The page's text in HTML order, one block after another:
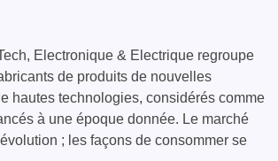
Electronique & Electrique regroupe
de produits de nouvelles
hautes technologies, considérés comme
à une époque donnée. Le marché
; les façons de consommer se